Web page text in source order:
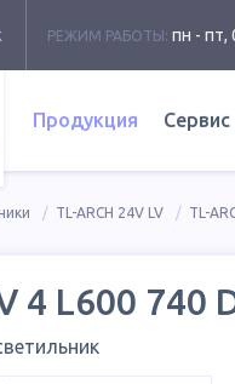
РЕЖИМ РАБОТЫ: пн - пт,
Продукция Сервис
TL-ARCH 24V LV TL-
4 L600 740